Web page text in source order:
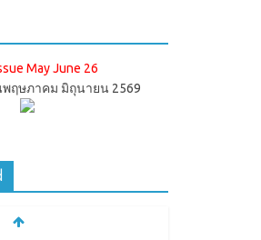
May June 26
ฤษภาคม มิถุนายน 2569